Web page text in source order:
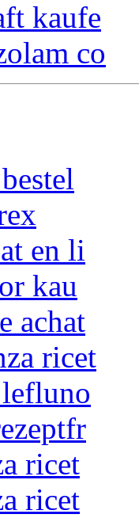
kaufe
co
en li
kau
achat
ricet
ricet
ricet